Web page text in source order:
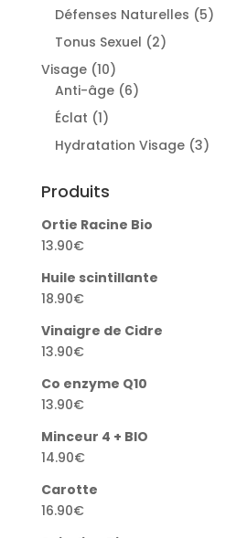
products
Défenses Naturelles 55
Tonus Sexuel 22
Visage 1010
products
Anti-âge 66
Éclat 11
product
Hydratation Visage 33
Produits
Ortie Racine Bio
13.90€
Huile scintillante
18.90€
Vinaigre de Cidre
13.90€
Co enzyme Q10
13.90€
Minceur 4 + BIO
14.90€
Carotte
16.90€